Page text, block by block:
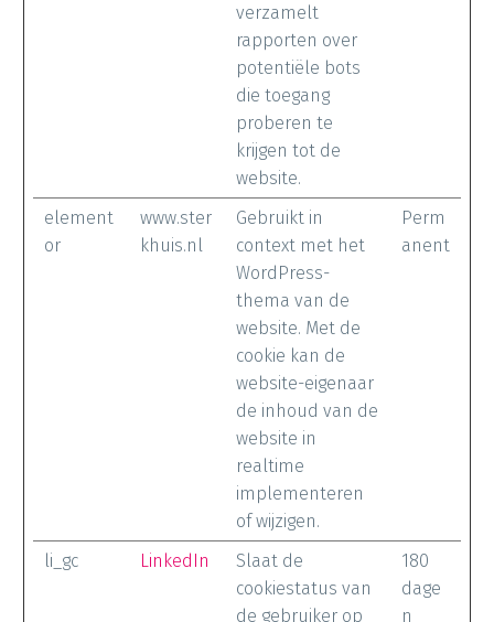
verzamelt
rapporten over
potentiële bots
die toegang
proberen te
krijgen tot de
website.
element
or
www.ster
khuis.nl
Gebruikt in
context met het
WordPress-
thema van de
website. Met de
cookie kan de
website-eigenaar
de inhoud van de
website in
realtime
implementeren
of wijzigen.
Perm
anent
li_gc LinkedIn
Slaat de
cookiestatus van
de gebruiker op
180
dage
n